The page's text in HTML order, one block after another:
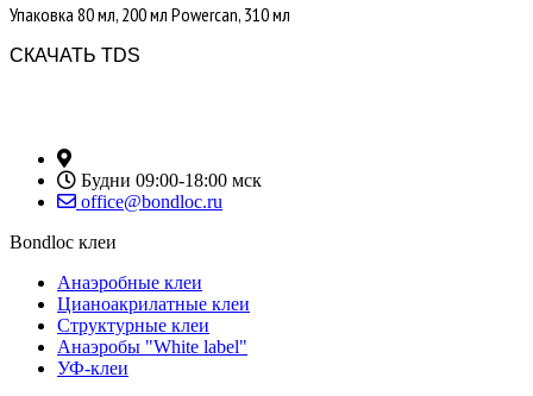
Упаковка 80 мл, 200 мл Powercan, 310 мл
СКАЧАТЬ TDS
Будни 09:00-18:00 мск
office@bondloc.ru
Bondloc клеи
Анаэробные клеи
Цианоакрилатные клеи
Структурные клеи
Анаэробы "White label"
УФ-клеи